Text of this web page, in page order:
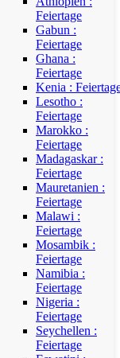
Feiertage
Gabun :
Feiertage
Ghana :
Feiertage
Kenia :
Lesotho :
Feiertage
Marokko :
Feiertage
Madagaskar :
Feiertage
Mauretanien :
Feiertage
Malawi :
Feiertage
Mosambik :
Feiertage
Namibia :
Feiertage
Nigeria :
Feiertage
Seychellen :
Feiertage